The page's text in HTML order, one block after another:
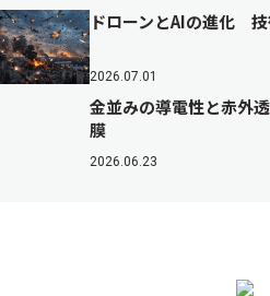
ドローンとAIの進化
2026.07.01
金並みの導電性と赤外
膜
2026.06.23